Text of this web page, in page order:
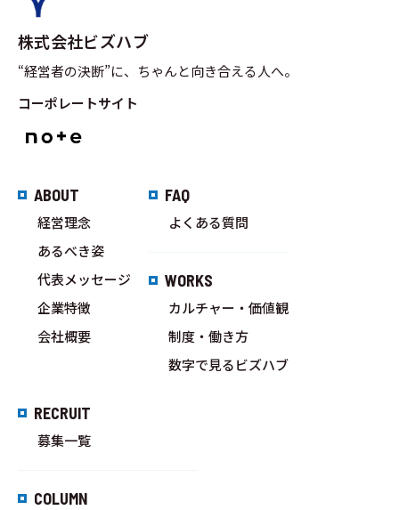
株式会社ビズハブ
“経営者の決断”に、ちゃんと向き合える人へ。
コーポレートサイト
ABOUT
経営理念
あるべき姿
代表メッセージ
企業特徴
会社概要
FAQ
よくある質問
WORKS
カルチャー・価値観
制度・働き方
数字で見るビズハブ
RECRUIT
募集一覧
COLUMN